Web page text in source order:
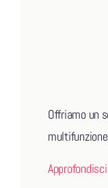
Offriamo un
Approfondisci